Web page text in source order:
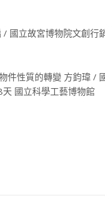
國立故宮博物院文創行
件性質的轉變 方鈞瑋 /
國立科學工藝博物館